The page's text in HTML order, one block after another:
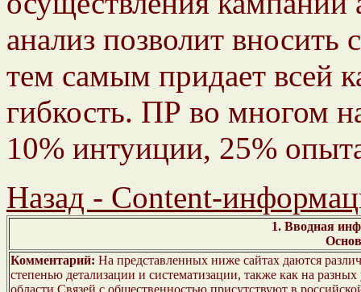
анализ позволит
тем самым придает всей
гибкость. ПР во многом
10% интуиции, 25%
Назад - Content-
1. Вводная
Комментарий: На представленных ниже сайтах даются
степенью детализации и систематизации, также как на